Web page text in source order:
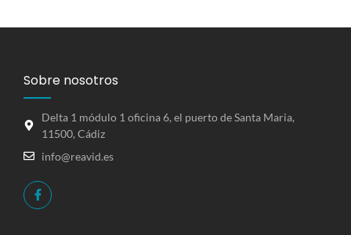
Sobre nosotros
Delta 1 módulo 1 oficina 6, el puerto de Santa Maria,
11500, Cádiz
info@reavid.es